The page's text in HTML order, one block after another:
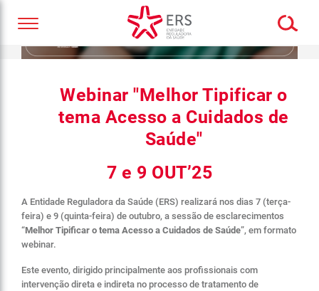
Webinar "Melhor Tipificar o
tema Acesso a Cuidados de
Saúde"
7 e 9 OUT’25
A Entidade Reguladora da Saúde (ERS) realizará nos dias 7 (terça-
feira) e 9 (quinta-feira) de outubro, a sessão de esclarecimentos
“Melhor Tipificar o tema Acesso a Cuidados de Saúde”, em formato
webinar.
Este evento, dirigido principalmente aos profissionais com
intervenção direta e indireta no processo de tratamento de